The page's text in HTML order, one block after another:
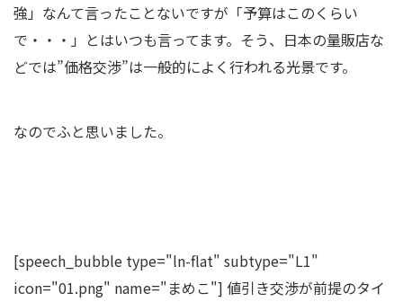
強」なんて言ったことないですが「予算はこのくらい
で・・・」とはいつも言ってます。そう、日本の量販店な
どでは”価格交渉”は一般的によく行われる光景です。
なのでふと思いました。
[speech_bubble type="ln-flat" subtype="L1"
icon="01.png" name="まめこ"] 値引き交渉が前提のタイ